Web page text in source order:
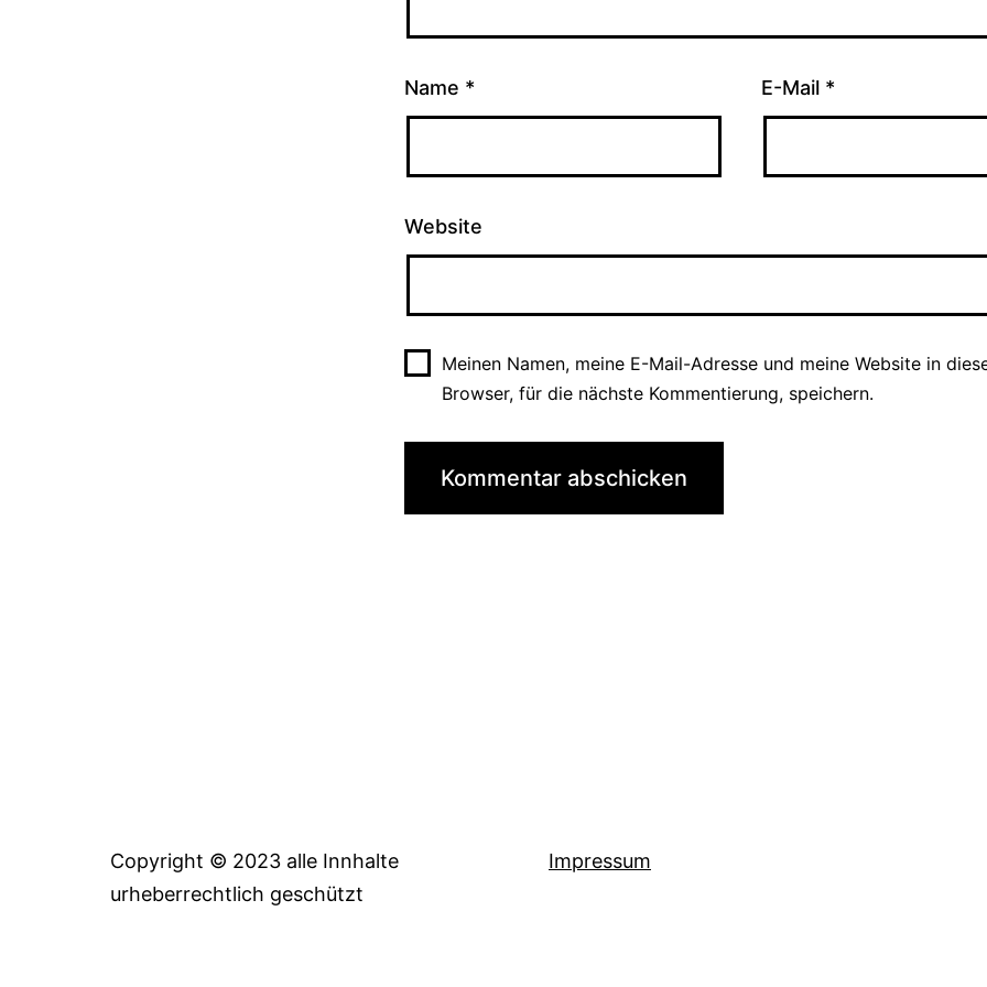
Name * E-Mail *
Website
Meinen Namen, meine E-Mail-Adresse und meine Website in
Browser, für die nächste Kommentierung, speichern.
Copyright © 2023 alle Innhalte
urheberrechtlich geschützt
Impressum